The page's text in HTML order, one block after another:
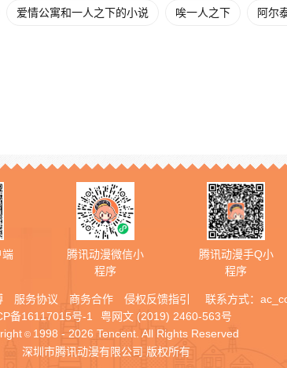
爱情公寓和一人之下的小说 唉一人之下 阿尔
端
腾讯动漫微信小
程序
腾讯动漫手Q小
程序
服务协议 商务合作 侵权反馈指引 联系方式：
备16117015号-1
粤网文 (2019) 2460-563号
© 1998 - 2026 Tencent. All Rights Reserved
深圳市腾讯动漫有限公司 版权所有